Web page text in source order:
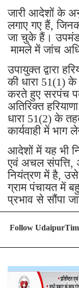
जारी आदेशों के
लगाए गए हैं,
जा चुके हैं।
मामले में जांच
उपायुक्त द्वारा
की धारा 51(1) के
करते हुए सरपंच
अतिरिक्त
धारा 51(2) के
कार्यवाही में भाग
आदेशों में यह भी
एवं अचल संपत्ति,
नियंत्रण में है,
ग्राम पंचायत में
प्रभाव से सौंपा
Follow